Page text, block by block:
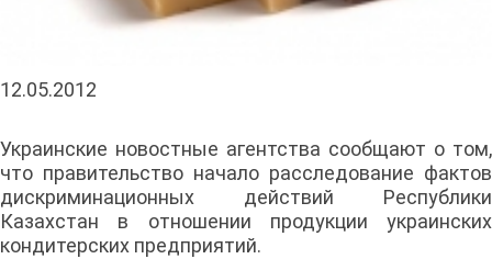
12.05.2012
Украинские новостные агентства сообщают о том,
что правительство начало расследование фактов
дискриминационных действий Республики
Казахстан в отношении продукции украинских
кондитерских предприятий.